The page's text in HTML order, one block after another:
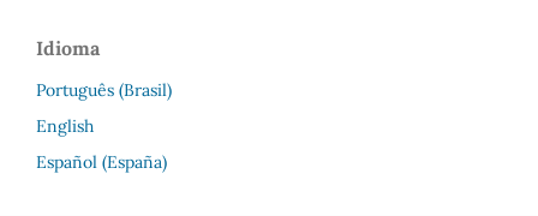
Idioma
Português (Brasil)
English
Español (España)